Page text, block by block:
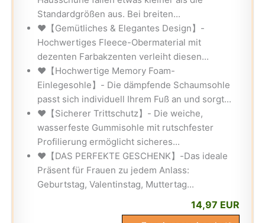
Standardgrößen aus. Bei breiten...
❤【Gemütliches & Elegantes Design】-
Hochwertiges Fleece-Obermaterial mit
dezenten Farbakzenten verleiht diesen...
❤【Hochwertige Memory Foam-
Einlegesohle】- Die dämpfende Schaumsohle
passt sich individuell Ihrem Fuß an und sorgt...
❤【Sicherer Trittschutz】- Die weiche,
wasserfeste Gummisohle mit rutschfester
Profilierung ermöglicht sicheres...
❤【DAS PERFEKTE GESCHENK】-Das ideale
Präsent für Frauen zu jedem Anlass:
Geburtstag, Valentinstag, Muttertag...
14,97 EUR